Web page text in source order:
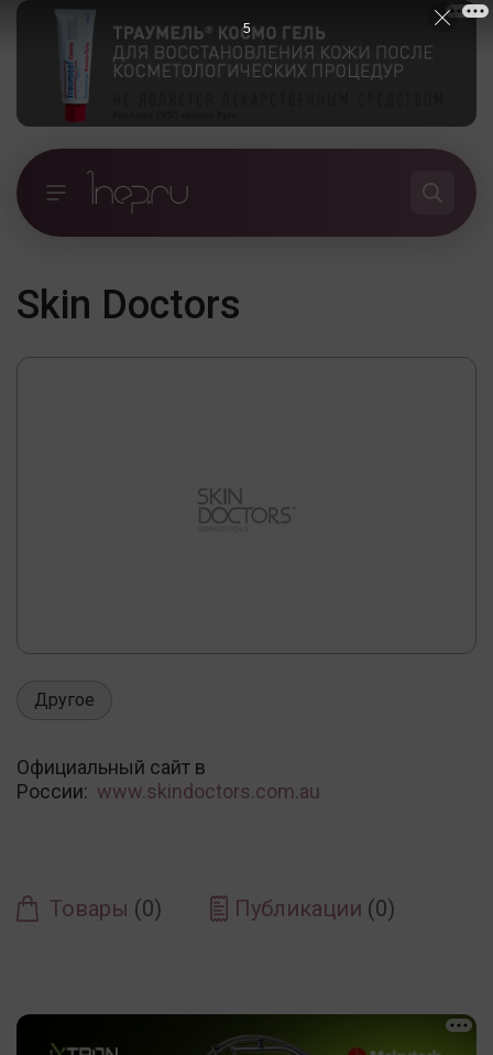
Skin Doctors
Другое
Официальный сайт в
России: www.skindoctors.com.au
Товары (0) Публикации (0)
5